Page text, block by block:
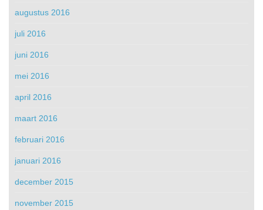
augustus 2016
juli 2016
juni 2016
mei 2016
april 2016
maart 2016
februari 2016
januari 2016
december 2015
november 2015